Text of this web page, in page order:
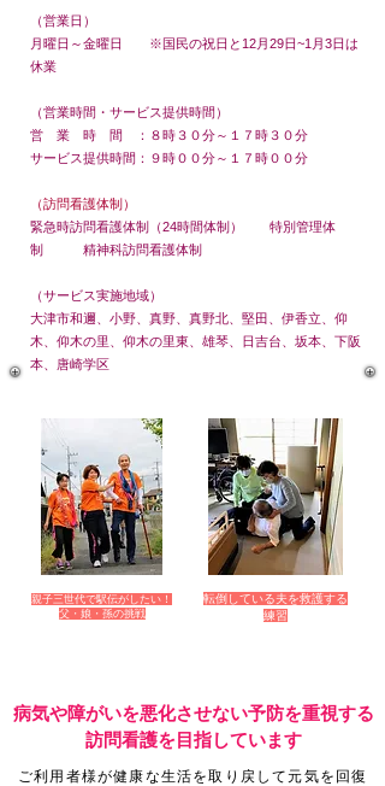
（営業日）
月曜日～金曜日 ※国民の祝日と12月29日~1月3日は
休業
（営業時間・サービス提供時間）
営 業 時 間 ：８時３０分～１７時３０分
サービス提供時間：９時００分～１７時００分
（訪問看護体制）
緊急時訪問看護体制（24時間体制） 特別管理体
制 精神科訪問看護体制
（サービス実施地域）
大津市和邇、小野、真野、真野北、堅田、伊香立、仰
木、仰木の里、仰木の里東、雄琴、日吉台、坂本、下阪
本、唐崎学区
親子三世代で駅伝がしたい！
父・娘・孫の挑戦
転倒している夫を救護する
練習
​病気や障がいを悪化させない予防を重視する
訪問看護を目指しています
ご利用者様が健康な生活を取り戻して元気を回復